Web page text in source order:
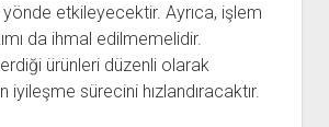
etkileyecektir. Ayrıca, işlem
da ihmal edilmemelidir.
ürünleri düzenli olarak
iyileşme sürecini hızlandıracaktır.